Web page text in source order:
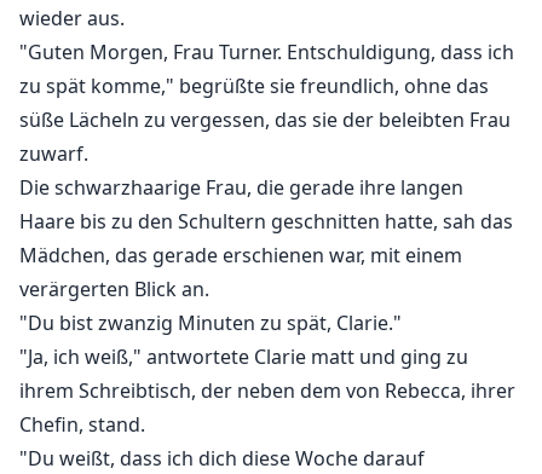
wieder aus.
"Guten Morgen, Frau Turner. Entschuldigung, dass ich
zu spät komme," begrüßte sie freundlich, ohne das
süße Lächeln zu vergessen, das sie der beleibten Frau
zuwarf.
Die schwarzhaarige Frau, die gerade ihre langen
Haare bis zu den Schultern geschnitten hatte, sah das
Mädchen, das gerade erschienen war, mit einem
verärgerten Blick an.
"Du bist zwanzig Minuten zu spät, Clarie."
"Ja, ich weiß," antwortete Clarie matt und ging zu
ihrem Schreibtisch, der neben dem von Rebecca, ihrer
Chefin, stand.
"Du weißt, dass ich dich diese Woche darauf